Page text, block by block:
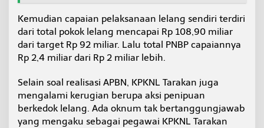
r
Kemudian capaian pelaksanaan lelang sendiri terdiri
dari total pokok lelang mencapai Rp 108,90 miliar
dari target Rp 92 miliar. Lalu total PNBP capaiannya
Rp 2,4 miliar dari Rp 2 miliar lebih.
Selain soal realisasi APBN, KPKNL Tarakan juga
mengalami kerugian berupa aksi penipuan
berkedok lelang. Ada oknum tak bertanggungjawab
yang mengaku sebagai pegawai KPKNL Tarakan